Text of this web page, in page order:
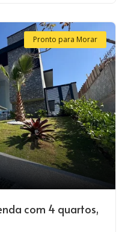
Pronto para Morar
com 4 quartos,